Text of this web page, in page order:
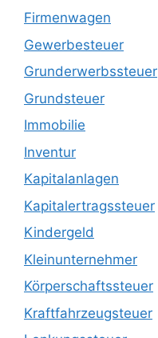
Firmenwagen
Gewerbesteuer
Grunderwerbssteuer
Grundsteuer
Immobilie
Inventur
Kapitalanlagen
Kapitalertragssteuer
Kindergeld
Kleinunternehmer
Körperschaftssteuer
Kraftfahrzeugsteuer